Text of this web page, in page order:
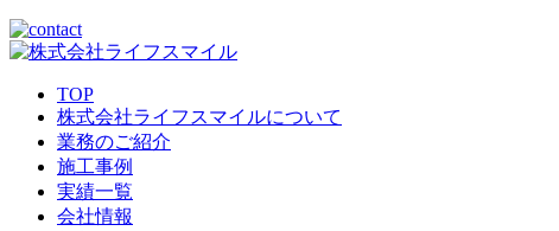
TOP
株式会社ライフスマイルについて
業務のご紹介
施工事例
実績一覧
会社情報